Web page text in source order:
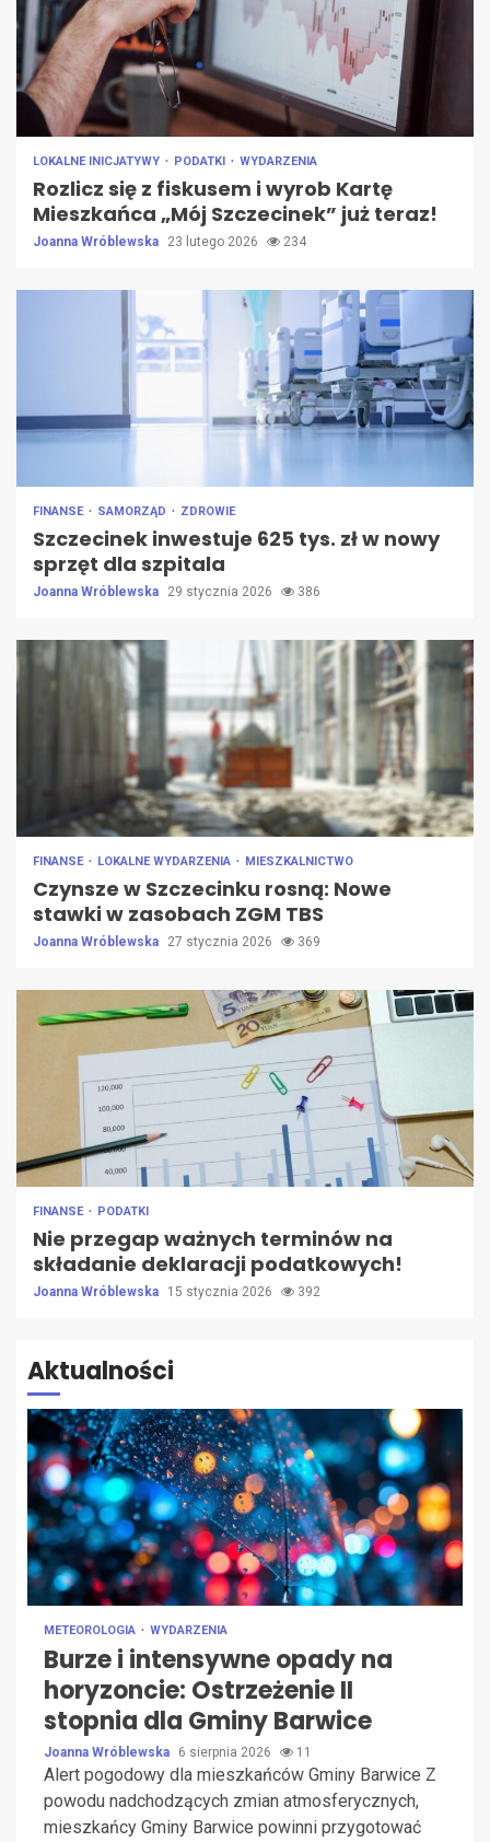
LOKALNE INICJATYWY PODATKI WYDARZENIA
Rozlicz się z fiskusem i wyrob Kartę
Mieszkańca „Mój Szczecinek” już teraz!
Joanna Wróblewska 23 lutego 2026 234
FINANSE SAMORZĄD ZDROWIE
Szczecinek inwestuje 625 tys. zł w nowy
sprzęt dla szpitala
Joanna Wróblewska 29 stycznia 2026 386
FINANSE LOKALNE WYDARZENIA MIESZKALNICTWO
Czynsze w Szczecinku rosną: Nowe
stawki w zasobach ZGM TBS
Joanna Wróblewska 27 stycznia 2026 369
FINANSE PODATKI
Nie przegap ważnych terminów na
składanie deklaracji podatkowych!
Joanna Wróblewska 15 stycznia 2026 392
Aktualności
METEOROLOGIA WYDARZENIA
Burze i intensywne opady na
horyzoncie: Ostrzeżenie II
stopnia dla Gminy Barwice
Joanna Wróblewska 6 sierpnia 2026 11
Alert pogodowy dla mieszkańców Gminy Barwice Z
powodu nadchodzących zmian atmosferycznych,
mieszkańcy Gminy Barwice powinni przygotować